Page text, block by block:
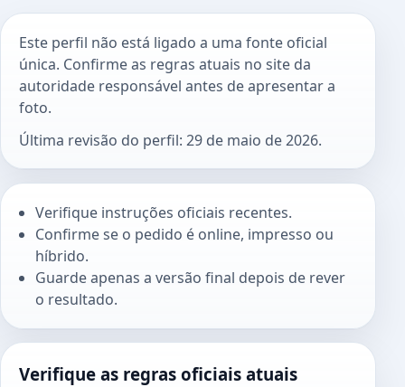
Este perfil não está ligado a uma fonte oficial
única. Confirme as regras atuais no site da
autoridade responsável antes de apresentar a
foto.
Última revisão do perfil: 29 de maio de 2026.
Verifique instruções oficiais recentes.
Confirme se o pedido é online, impresso ou
híbrido.
Guarde apenas a versão final depois de rever
o resultado.
Verifique as regras oficiais atuais